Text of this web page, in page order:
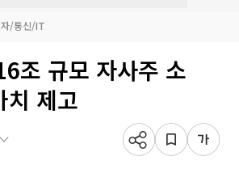
자/통신/IT
조 규모 자사주 소
제고